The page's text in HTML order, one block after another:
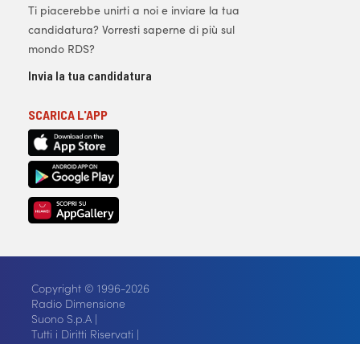
Ti piacerebbe unirti a noi e inviare la tua
candidatura? Vorresti saperne di più sul
mondo RDS?
Invia la tua candidatura
SCARICA L'APP
Copyright © 1996-2026
Radio Dimensione
Suono S.p.A |
Tutti i Diritti Riservati |